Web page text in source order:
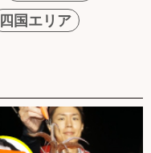
四国エリア